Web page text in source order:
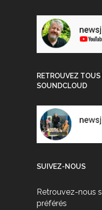
RETROUVEZ
SOUNDCLOUD
SUIVEZ-NOUS
Retrouvez-nous
préférés